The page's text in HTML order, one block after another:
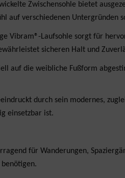
Zwischensohle bietet
auf verschiedenen Untergründen
Vibram®-Laufsohle sorgt für
sicheren Halt und
auf die weibliche Fußform
durch sein modernes,
einsetzbar ist.
für Wanderungen,